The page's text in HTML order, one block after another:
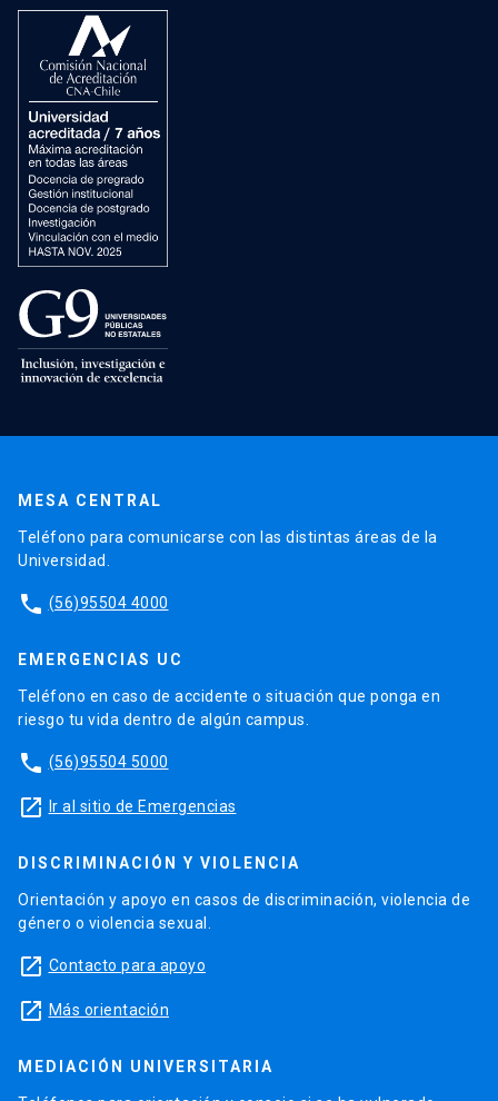
MESA CENTRAL
Teléfono para comunicarse con las distintas áreas de la
Universidad.
phone (56)95504 4000
EMERGENCIAS UC
Teléfono en caso de accidente o situación que ponga en
riesgo tu vida dentro de algún campus.
phone (56)95504 5000
launch Ir al sitio de Emergencias
DISCRIMINACIÓN Y VIOLENCIA
Orientación y apoyo en casos de discriminación, violencia de
género o violencia sexual.
launch Contacto para apoyo
launch Más orientación
MEDIACIÓN UNIVERSITARIA